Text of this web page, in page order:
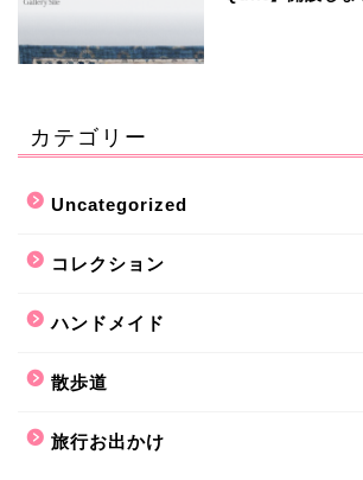
カテゴリー
Uncategorized
コレクション
ハンドメイド
散歩道
旅行お出かけ